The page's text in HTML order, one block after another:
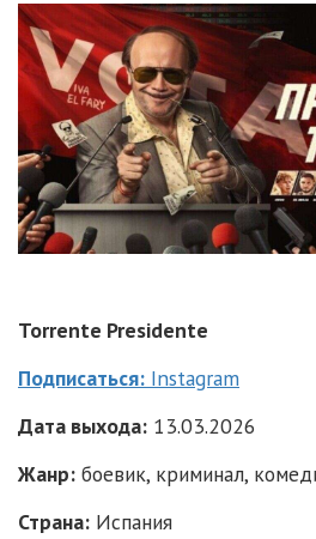
Torrente Presidente
Подписаться: Instagram
Дата выхода: 13.03.2026
Жанр: боевик, криминал,
Страна: Испания